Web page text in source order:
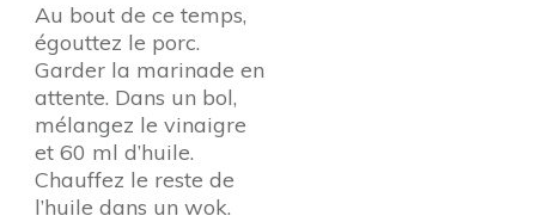
Au bout de ce temps,
égouttez le porc.
Garder la marinade en
attente. Dans un bol,
mélangez le vinaigre
et 60 ml d’huile.
Chauffez le reste de
l’huile dans un wok.